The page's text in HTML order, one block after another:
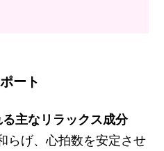
ート
主なリラックス成分
らげ、心拍数を安定させ